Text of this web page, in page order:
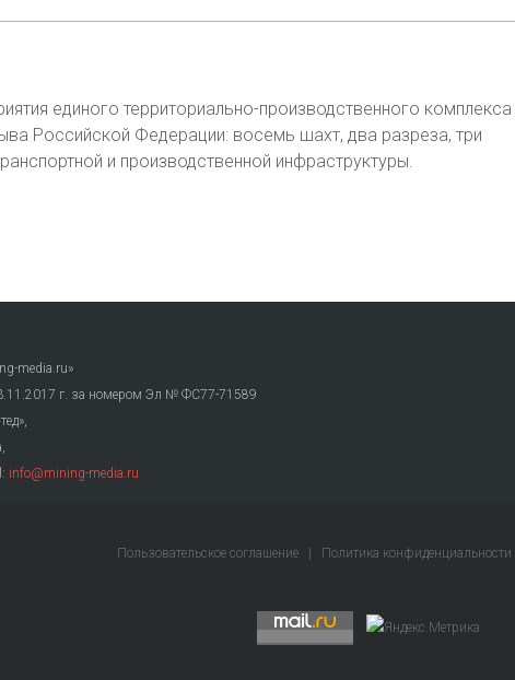
единого территориально-производственного комплекса
Российской Федерации: восемь шахт, два разреза, три
и производственной инфраструктуры.
media.ru»
г. за номером Эл № ФС77-71589
info@mining-media.ru
Пользовательское соглашение Политика конфиденциальности